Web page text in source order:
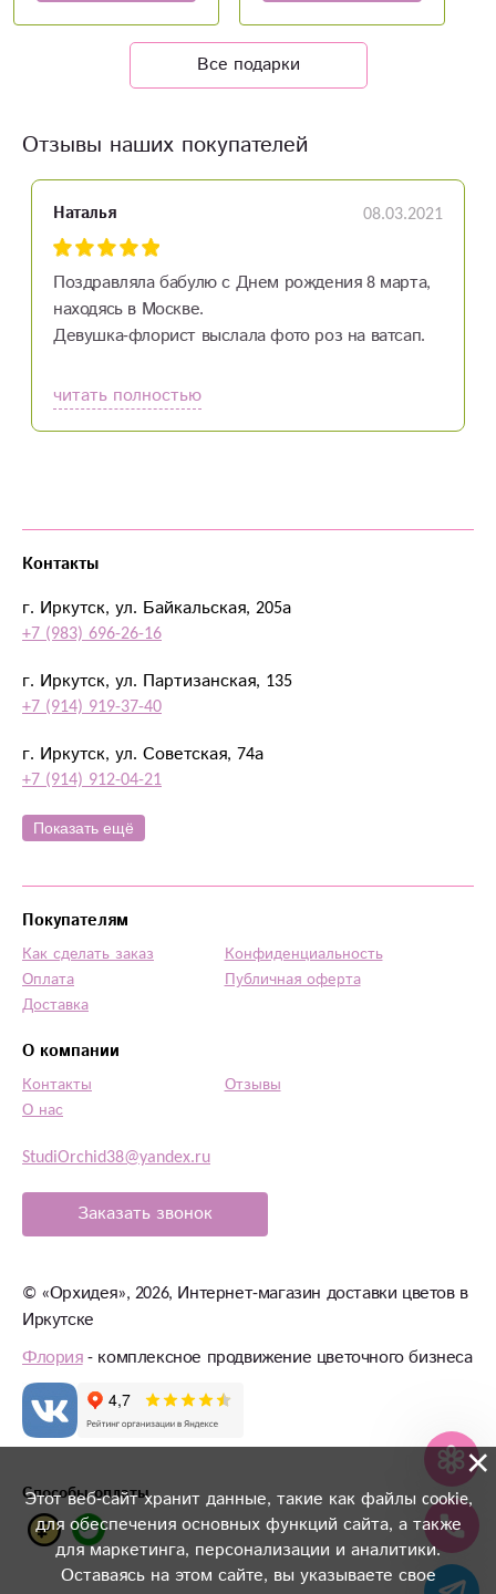
Все подарки
Отзывы наших покупателей
Наталья 08.03.2021
Поздравляла бабулю с Днем рождения 8 марта,
находясь в Москве.
Девушка-флорист выслала фото роз на ватсап.
передали в доставку, курьер приятный молодой
человек.
читать полностью
Этот веб-сайт хранит данные, такие как файлы cookie,
для обеспечения основных функций сайта, а также
для маркетинга, персонализации и аналитики.
Оставаясь на этом сайте, вы указываете свое
×
Контакты
г. Иркутск, ул. Байкальская, 205а
+7 (983) 696-26-16
г. Иркутск, ул. Партизанская, 135
+7 (914) 919-37-40
г. Иркутск, ул. Советская, 74а
+7 (914) 912-04-21
Показать ещё
StudiOrchid38@yandex.ru
Заказать звонок
Покупателям
Как сделать заказ
Оплата
Доставка
Конфиденциальность
Публичная оферта
О компании
Контакты
О нас
Отзывы
© «Орхидея», 2026, Интернет-магазин доставки цветов в
Иркутске
Флория- комплексное продвижение цветочного бизнеса
Способы оплаты